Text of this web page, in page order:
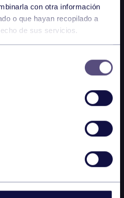
con otra información
o que hayan recopilado a
de sus servicios.